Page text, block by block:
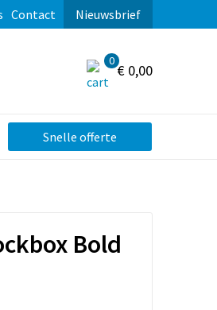
Contact Nieuwsbrief
0
€ 0,00
Snelle offerte
Bold